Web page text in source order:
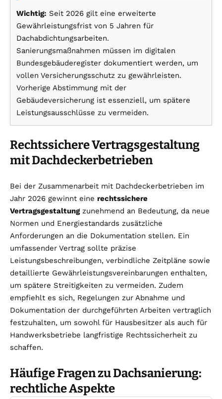
Wichtig: Seit 2026 gilt eine erweiterte
Gewährleistungsfrist von 5 Jahren für
Dachabdichtungsarbeiten.
Sanierungsmaßnahmen müssen im digitalen
Bundesgebäuderegister dokumentiert werden, um
vollen Versicherungsschutz zu gewährleisten.
Vorherige Abstimmung mit der
Gebäudeversicherung ist essenziell, um spätere
Leistungsausschlüsse zu vermeiden.
Rechtssichere Vertragsgestaltung
mit Dachdeckerbetrieben
Bei der Zusammenarbeit mit Dachdeckerbetrieben im
Jahr 2026 gewinnt eine rechtssichere
Vertragsgestaltungzunehmend an Bedeutung, da neue
Normen und Energiestandards zusätzliche
Anforderungen an die Dokumentation stellen. Ein
umfassender Vertrag sollte präzise
Leistungsbeschreibungen, verbindliche Zeitpläne sowie
detaillierte Gewährleistungsvereinbarungen enthalten,
um spätere Streitigkeiten zu vermeiden. Zudem
empfiehlt es sich, Regelungen zur Abnahme und
Dokumentation der durchgeführten Arbeiten vertraglich
festzuhalten, um sowohl für Hausbesitzer als auch für
Handwerksbetriebe langfristige Rechtssicherheit zu
schaffen.
Häufige Fragen zu Dachsanierung:
rechtliche Aspekte